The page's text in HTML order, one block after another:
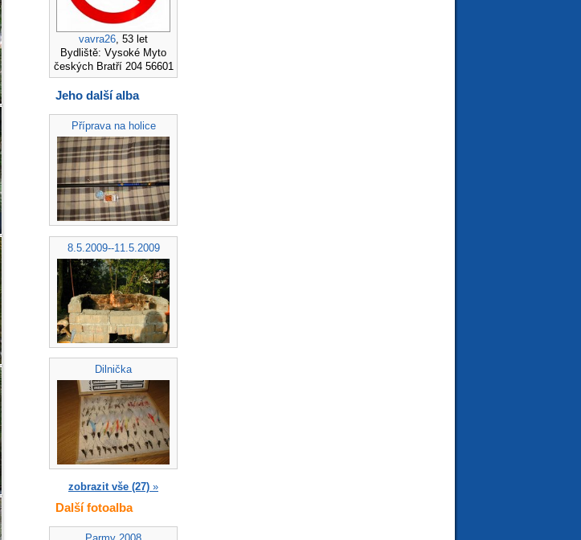
vavra26 , 53 let
Bydliště: Vysoké Myto
českých Bratří 204 56601
Jeho další alba
Příprava na holice
8.5.2009--11.5.2009
Dilnička
zobrazit vše (27) »
Další fotoalba